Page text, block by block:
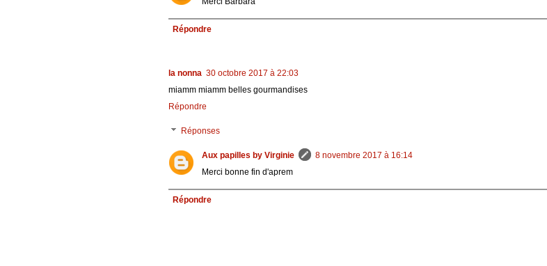
Répondre
la nonna 30 octobre 2017 à 22:03
miamm miamm belles gourmandises
Répondre
Réponses
Aux papilles by Virginie
8 novembre 2017 à 16:14
Merci bonne fin d'aprem
Répondre